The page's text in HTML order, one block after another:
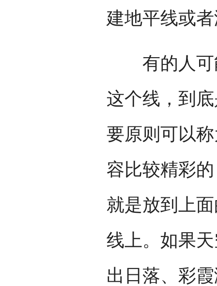
建地平线或
有的人可
这个线，到
要原则可以
容比较精彩
就是放到上
线上。如果
出日落、彩